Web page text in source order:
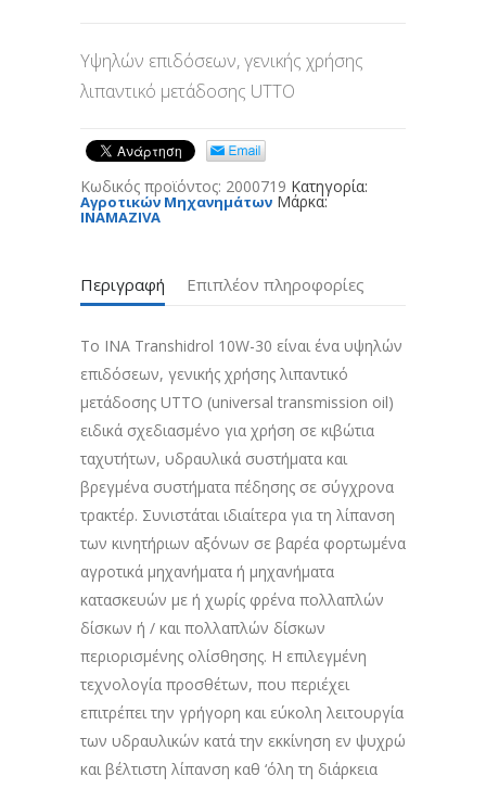
Υψηλών επιδόσεων, γενικής χρήσης
λιπαντικό μετάδοσης UTTO
Κωδικός προϊόντος: 2000719 Κατηγορία:
Αγροτικών Μηχανημάτων Μάρκα:
INAMAZIVA
Περιγραφή Επιπλέον πληροφορίες
Το INA Transhidrol 10W-30 είναι ένα υψηλών
επιδόσεων, γενικής χρήσης λιπαντικό
μετάδοσης UTTO (universal transmission oil)
ειδικά σχεδιασμένο για χρήση σε κιβώτια
ταχυτήτων, υδραυλικά συστήματα και
βρεγμένα συστήματα πέδησης σε σύγχρονα
τρακτέρ. Συνιστάται ιδιαίτερα για τη λίπανση
των κινητήριων αξόνων σε βαρέα φορτωμένα
αγροτικά μηχανήματα ή μηχανήματα
κατασκευών με ή χωρίς φρένα πολλαπλών
δίσκων ή / και πολλαπλών δίσκων
περιορισμένης ολίσθησης. Η επιλεγμένη
τεχνολογία προσθέτων, που περιέχει
επιτρέπει την γρήγορη και εύκολη λειτουργία
των υδραυλικών κατά την εκκίνηση εν ψυχρώ
και βέλτιστη λίπανση καθ ‘όλη τη διάρκεια